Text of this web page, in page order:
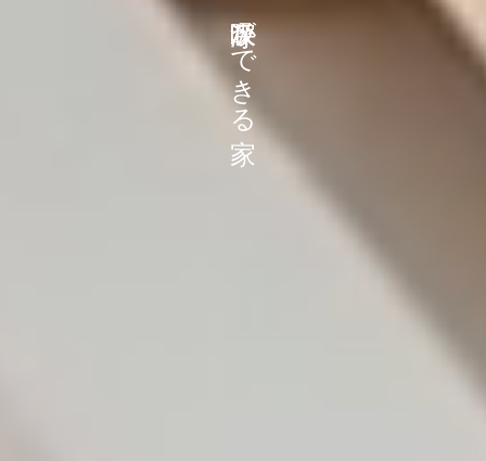
深呼吸ができる家